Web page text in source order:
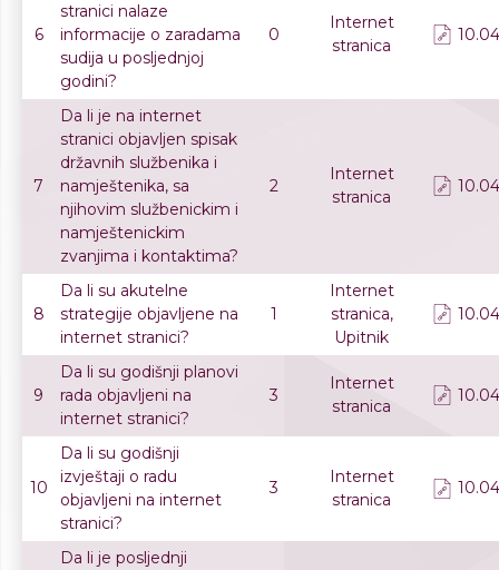
6
stranici nalaze
informacije o zaradama
sudija u posljednjoj
godini?
0
Internet
stranica
7
Da li je na internet
stranici objavljen spisak
državnih službenika i
namještenika, sa
njihovim službenickim i
namještenickim
zvanjima i kontaktima?
2
Internet
stranica
8
Da li su akutelne
strategije objavljene na
internet stranici?
1
Internet
stranica,
Upitnik
9
Da li su godišnji planovi
rada objavljeni na
internet stranici?
3
Internet
stranica
10
Da li su godišnji
izvještaji o radu
objavljeni na internet
stranici?
3
Internet
stranica
Da li je posljednji